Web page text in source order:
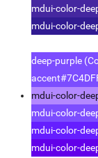
mdui-color-
mdui-color-
deep-purple
accent
mdui-color-
mdui-color-
mdui-color-
mdui-color-